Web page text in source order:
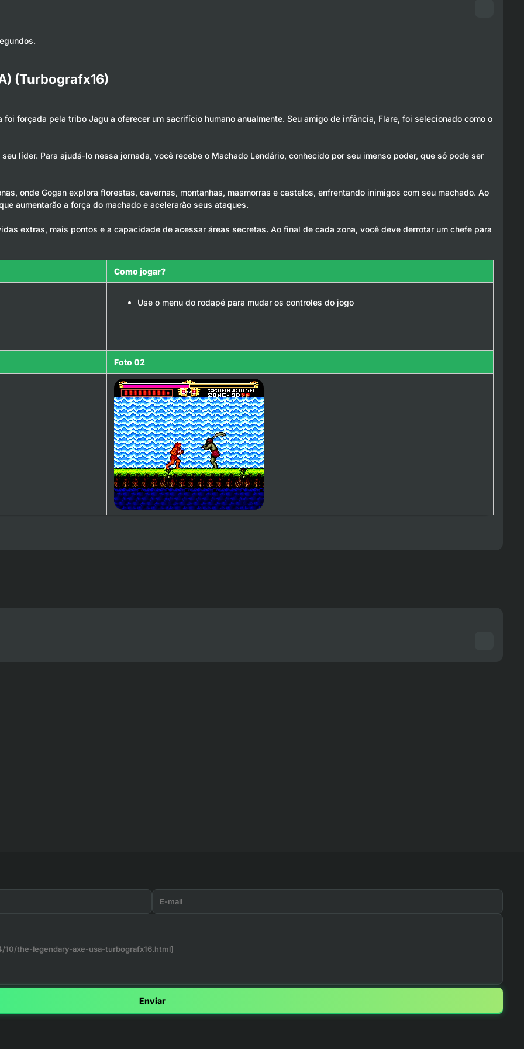
(Turbografx16)
foi forçada pela tribo Jagu a oferecer um sacrifício humano anualmente. Seu amigo de infância, Flare, foi selecionado como o
líder. Para ajudá-lo nessa jornada, você recebe o Machado Lendário, conhecido por seu imenso poder, que só pode ser
onde Gogan explora florestas, cavernas, montanhas, masmorras e castelos, enfrentando inimigos com seu machado. Ao
aumentarão a força do machado e acelerarão seus ataques.
extras, mais pontos e a capacidade de acessar áreas secretas. Ao final de cada zona, você deve derrotar um chefe para
Como jogar?
Use o menu do rodapé para mudar os controles do jogo
Foto 02
Enviar